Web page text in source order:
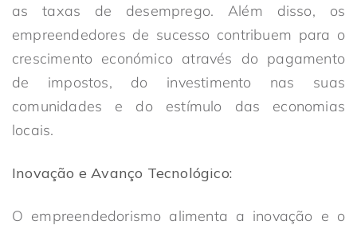
as taxas de desemprego. Além disso, os
empreendedores de sucesso contribuem para o
crescimento económico através do pagamento
de impostos, do investimento nas suas
comunidades e do estímulo das economias
locais.
Inovação e Avanço Tecnológico:
O empreendedorismo alimenta a inovação e o